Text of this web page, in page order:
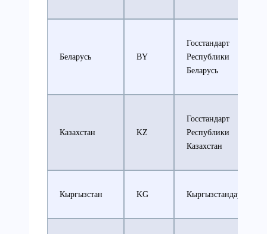
Беларусь BY
Госстандарт
Республики
Беларусь
Казахстан KZ
Госстандарт
Республики
Казахстан
Кыргызстан KG Кыргызстандарт